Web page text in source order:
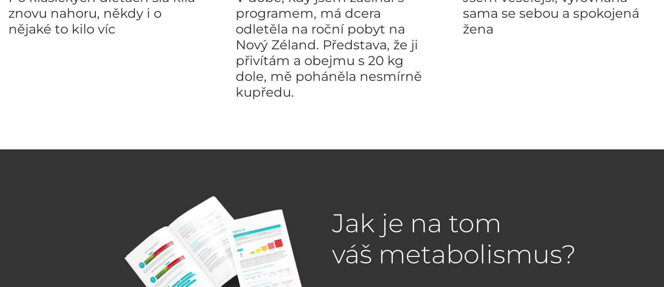
znovu nahoru, někdy i o
nějaké to kilo víc
programem, má dcera
odletěla na roční pobyt na
Nový Zéland. Představa, že ji
přivítám a obejmu s 20 kg
dole, mě poháněla nesmírně
kupředu.
sama se sebou a spokojená
žena
Jak je na tom
váš metabolismus?